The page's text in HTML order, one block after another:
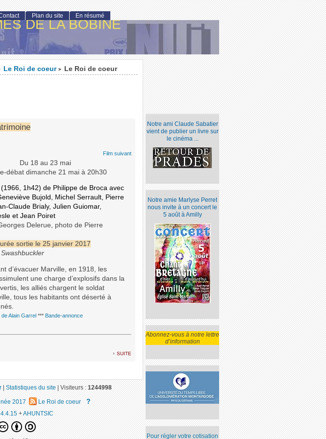
DE LA BOBINE
Le Roi de coeur > Le Roi de coeur
Film suivant
Du 18 au 23 mai
débat dimanche 21 mai à 20h30
1h42) de Philippe de Broca avec
Bujold, Michel Serrault, Pierre
Claude Brialy, Julien Guiomar,
et Jean Poiret
Delerue, photo de Pierre
sortie le 25 janvier 2017
Swashbuckler
d’évacuer Marville, en 1918, les
une charge d’explosifs dans la
les alliés chargent le soldat
tous les habitants ont déserté à
de Alain Garrel *** Bande-annonce
suite
Notre ami Claude Sabatier
vient de publier un livre sur
le cinéma ...
Notre amie Marlyse Perret
nous invite à un concert le
5 août à Amilly
Abonnez-vous à notre lettre
d’information
Pour régler votre cotisation
Plan du site En résumé
|Statistiques du site|Visiteurs :1244998
2017 Le Roi de coeur ?
+AHUNTSIC